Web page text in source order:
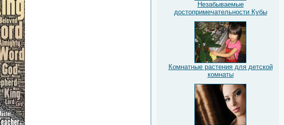
Незабываемые
достопримечательности Кубы
Комнатные растения для детской
комнаты